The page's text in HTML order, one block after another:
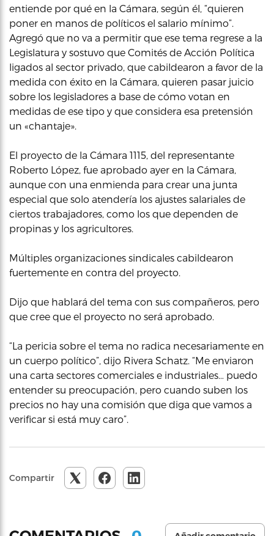
entiende por qué en la Cámara, según él, “quieren
poner en manos de políticos el salario mínimo”.
Agregó que no va a permitir que ese tema regrese a la
Legislatura y sostuvo que Comités de Acción Política
ligados al sector privado, que cabildearon a favor de la
medida con éxito en la Cámara, quieren pasar juicio
sobre los legisladores a base de cómo votan en
medidas de ese tipo y que considera esa pretensión
un «chantaje».
El proyecto de la Cámara 1115, del representante
Roberto López, fue aprobado ayer en la Cámara,
aunque con una enmienda para crear una junta
especial que solo atendería los ajustes salariales de
ciertos trabajadores, como los que dependen de
propinas y los agricultores.
Múltiples organizaciones sindicales cabildearon
fuertemente en contra del proyecto.
Dijo que hablará del tema con sus compañeros, pero
que cree que el proyecto no será aprobado.
“La pericia sobre el tema no radica necesariamente en
un cuerpo político”, dijo Rivera Schatz. “Me enviaron
una carta sectores comerciales e industriales… puedo
entender su preocupación, pero cuando suben los
precios no hay una comisión que diga que vamos a
verificar si está muy caro”.
Compartir